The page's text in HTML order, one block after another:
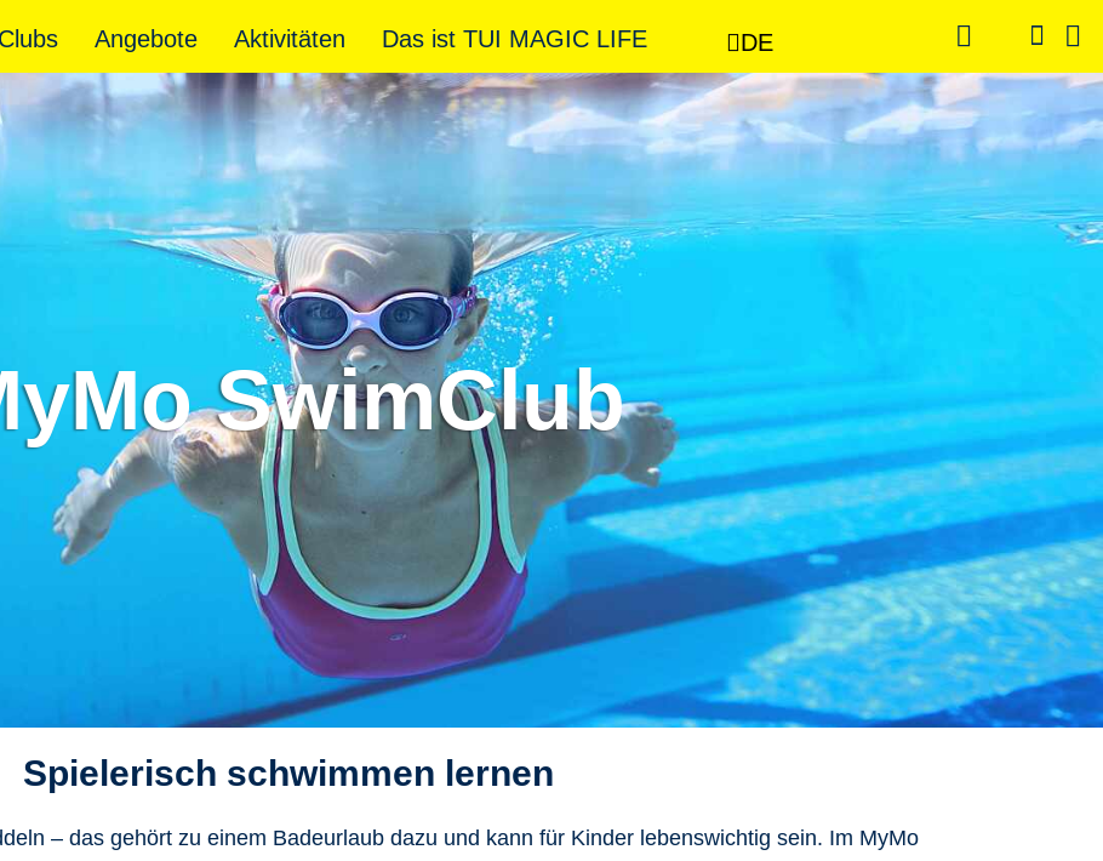
Clubs Angebote Aktivitäten Das ist TUI MAGIC LIFE DE
SwimClub
Spielerisch schwimmen lernen
– das gehört zu einem Badeurlaub dazu und kann für Kinder lebenswichtig sein. Im MyMo